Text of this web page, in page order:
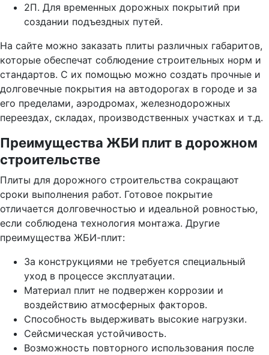
2П. Для временных дорожных покрытий при
создании подъездных путей.
На сайте можно заказать плиты различных габаритов,
которые обеспечат соблюдение строительных норм и
стандартов. С их помощью можно создать прочные и
долговечные покрытия на автодорогах в городе и за
его пределами, аэродромах, железнодорожных
переездах, складах, производственных участках и т.д.
Преимущества ЖБИ плит в дорожном
строительстве
Плиты для дорожного строительства сокращают
сроки выполнения работ. Готовое покрытие
отличается долговечностью и идеальной ровностью,
если соблюдена технология монтажа. Другие
преимущества ЖБИ-плит:
За конструкциями не требуется специальный
уход в процессе эксплуатации.
Материал плит не подвержен коррозии и
воздействию атмосферных факторов.
Способность выдерживать высокие нагрузки.
Сейсмическая устойчивость.
Возможность повторного использования после